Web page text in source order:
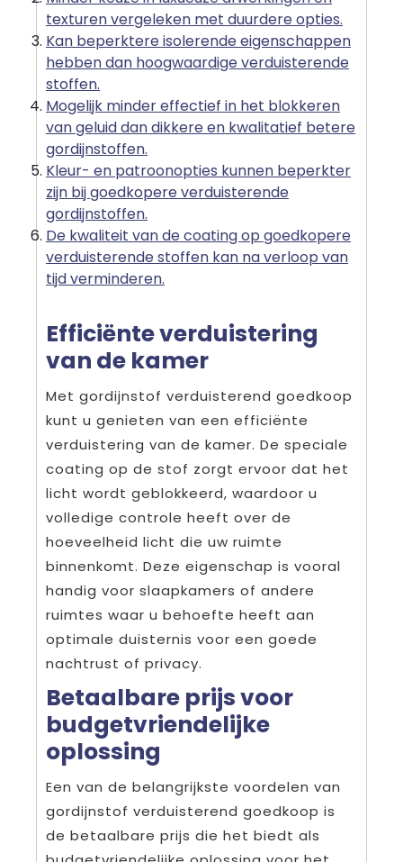
texturen vergeleken met duurdere opties.
Kan beperktere isolerende eigenschappen
hebben dan hoogwaardige verduisterende
stoffen.
Mogelijk minder effectief in het blokkeren
van geluid dan dikkere en kwalitatief betere
gordijnstoffen.
Kleur- en patroonopties kunnen beperkter
zijn bij goedkopere verduisterende
gordijnstoffen.
De kwaliteit van de coating op goedkopere
verduisterende stoffen kan na verloop van
tijd verminderen.
Efficiënte verduistering
van de kamer
Met gordijnstof verduisterend goedkoop
kunt u genieten van een efficiënte
verduistering van de kamer. De speciale
coating op de stof zorgt ervoor dat het
licht wordt geblokkeerd, waardoor u
volledige controle heeft over de
hoeveelheid licht die uw ruimte
binnenkomt. Deze eigenschap is vooral
handig voor slaapkamers of andere
ruimtes waar u behoefte heeft aan
optimale duisternis voor een goede
nachtrust of privacy.
Betaalbare prijs voor
budgetvriendelijke
oplossing
Een van de belangrijkste voordelen van
gordijnstof verduisterend goedkoop is
de betaalbare prijs die het biedt als